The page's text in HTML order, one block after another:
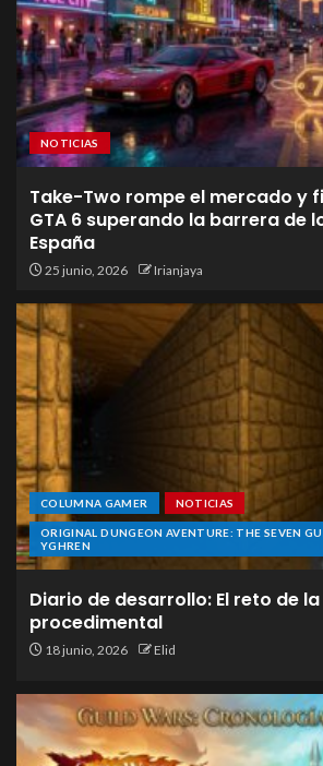
NOTICIAS
Take-Two rompe el mercado y
GTA 6 superando la barrera de
España
25 junio, 2026 Irianjaya
COLUMNA GAMER NOTICIAS
ORIGINAL DUNGEON AVENTURE: THE SEVEN
YGHREN
Diario de desarrollo: El reto de
procedimental
18 junio, 2026 Elid